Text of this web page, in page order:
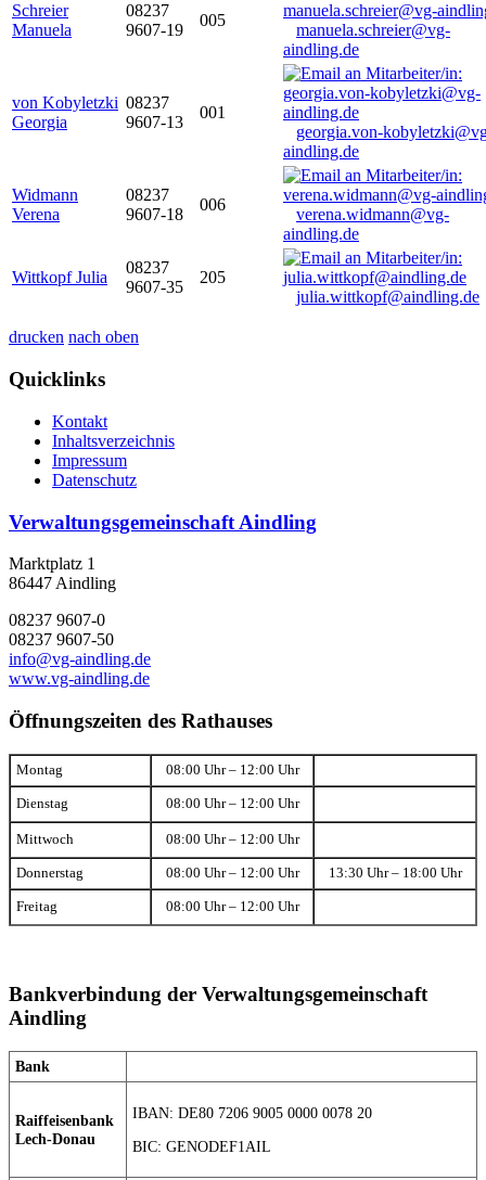
Schreier
Manuela
08237
9607-19
005
manuela.schreier@vg-
aindling.de
von Kobyletzki
Georgia
08237
9607-13
001
georgia.von-
aindling.de
Widmann
Verena
08237
9607-18
006
verena.widmann@vg-
aindling.de
Wittkopf Julia
08237
9607-35
205
julia.wittkopf@aindling.de
drucken nach oben
Quicklinks
Kontakt
Inhaltsverzeichnis
Impressum
Datenschutz
Verwaltungsgemeinschaft Aindling
Marktplatz 1
86447 Aindling
08237 9607-0
08237 9607-50
info@vg-aindling.de
www.vg-aindling.de
Öffnungszeiten des Rathauses
Montag 08:00 Uhr – 12:00 Uhr
Dienstag 08:00 Uhr – 12:00 Uhr
Mittwoch 08:00 Uhr – 12:00 Uhr
Donnerstag 08:00 Uhr – 12:00 Uhr 13:30 Uhr – 18:00 Uhr
Freitag 08:00 Uhr – 12:00 Uhr
Bankverbindung der Verwaltungsgemeinschaft
Aindling
Bank
Raiffeisenbank
Lech-Donau
IBAN: DE80 7206 9005 0000 0078 20
BIC: GENODEF1AIL